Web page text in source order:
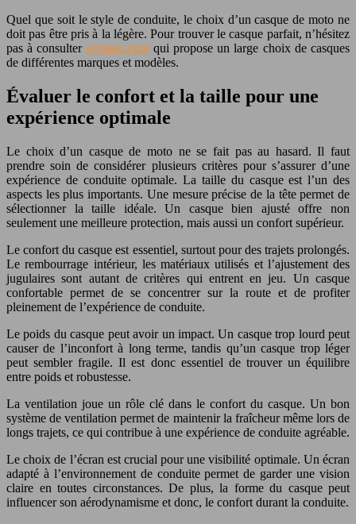
Quel que soit le style de conduite, le choix d’un casque de moto ne
doit pas être pris à la légère. Pour trouver le casque parfait, n’hésitez
pas à consulter scooteo.comqui propose un large choix de casques
de différentes marques et modèles.
Évaluer le confort et la taille pour une
expérience optimale
Le choix d’un casque de moto ne se fait pas au hasard. Il faut
prendre soin de considérer plusieurs critères pour s’assurer d’une
expérience de conduite optimale. La taille du casque est l’un des
aspects les plus importants. Une mesure précise de la tête permet de
sélectionner la taille idéale. Un casque bien ajusté offre non
seulement une meilleure protection, mais aussi un confort supérieur.
Le confort du casque est essentiel, surtout pour des trajets prolongés.
Le rembourrage intérieur, les matériaux utilisés et l’ajustement des
jugulaires sont autant de critères qui entrent en jeu. Un casque
confortable permet de se concentrer sur la route et de profiter
pleinement de l’expérience de conduite.
Le poids du casque peut avoir un impact. Un casque trop lourd peut
causer de l’inconfort à long terme, tandis qu’un casque trop léger
peut sembler fragile. Il est donc essentiel de trouver un équilibre
entre poids et robustesse.
La ventilation joue un rôle clé dans le confort du casque. Un bon
système de ventilation permet de maintenir la fraîcheur même lors de
longs trajets, ce qui contribue à une expérience de conduite agréable.
Le choix de l’écran est crucial pour une visibilité optimale. Un écran
adapté à l’environnement de conduite permet de garder une vision
claire en toutes circonstances. De plus, la forme du casque peut
influencer son aérodynamisme et donc, le confort durant la conduite.